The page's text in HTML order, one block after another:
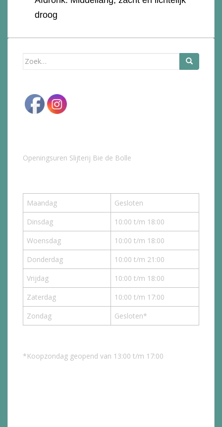
droog
Zoek
Openingsuren Slijterij Bie de Bolle
Maandag
Gesloten
Dinsdag
10:00 t/m 18:00
Woensdag
10:00 t/m 18:00
Donderdag
10:00 t/m 21:00
Vrijdag
10:00 t/m 18:00
Zaterdag
10:00 t/m 17:00
Zondag
Gesloten*
*Koopzondag geopend van 13:00 t/m 17:00